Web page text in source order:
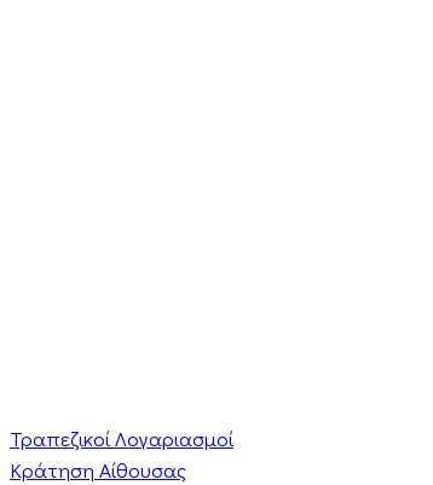
Τραπεζικοί Λογαριασμοί
Κράτηση Αίθουσας